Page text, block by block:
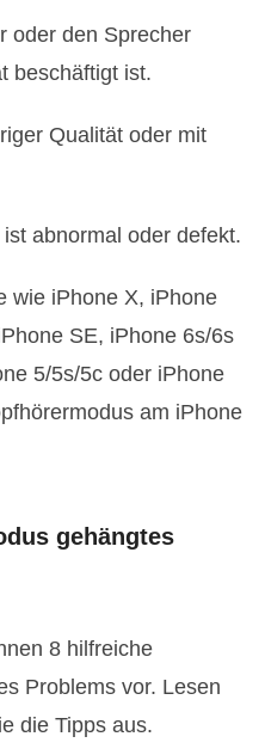
oder den Sprecher
beschäftigt ist.
Qualität oder mit
abnormal oder defekt.
wie iPhone X, iPhone
SE, iPhone 6s/6s
5/5s/5c oder iPhone
am iPhone
gehängtes
8 hilfreiche
Problems vor. Lesen
die Tipps aus.